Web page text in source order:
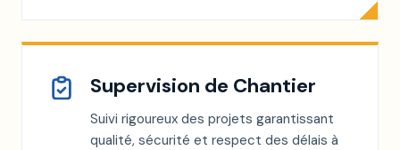
Supervision de Chantier
Suivi rigoureux des projets garantissant
qualité, sécurité et respect des délais à